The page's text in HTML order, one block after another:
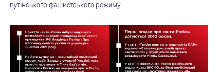
путінського фашистського режиму.